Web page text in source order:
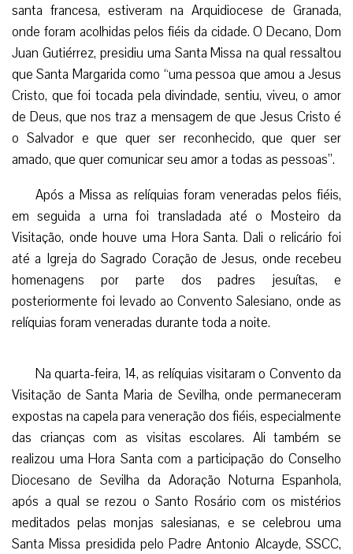
santa francesa, estiveram na Arquidiocese de Granada,
onde foram acolhidas pelos fiéis da cidade. O Decano, Dom
Juan Gutiérrez, presidiu uma Santa Missa na qual ressaltou
que Santa Margarida como “uma pessoa que amou a Jesus
Cristo, que foi tocada pela divindade, sentiu, viveu, o amor
de Deus, que nos traz a mensagem de que Jesus Cristo é
o Salvador e que quer ser reconhecido, que quer ser
amado, que quer comunicar seu amor a todas as pessoas”.
Após a Missa as relíquias foram veneradas pelos fiéis,
em seguida a urna foi transladada até o Mosteiro da
Visitação, onde houve uma Hora Santa. Dali o relicário foi
até a Igreja do Sagrado Coração de Jesus, onde recebeu
homenagens por parte dos padres jesuítas, e
posteriormente foi levado ao Convento Salesiano, onde as
relíquias foram veneradas durante toda a noite.
Na quarta-feira, 14, as relíquias visitaram o Convento da
Visitação de Santa Maria de Sevilha, onde permaneceram
expostas na capela para veneração dos fiéis, especialmente
das crianças com as visitas escolares. Ali também se
realizou uma Hora Santa com a participação do Conselho
Diocesano de Sevilha da Adoração Noturna Espanhola,
após a qual se rezou o Santo Rosário com os mistérios
meditados pelas monjas salesianas, e se celebrou uma
Santa Missa presidida pelo Padre Antonio Alcayde, SSCC,